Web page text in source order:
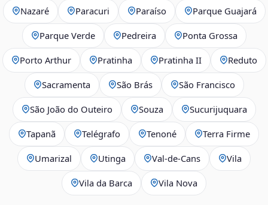
Nazaré Paracuri Paraíso Parque Guajará
Parque Verde Pedreira Ponta Grossa
Porto Arthur Pratinha Pratinha II Reduto
Sacramenta São Brás São Francisco
São João do Outeiro Souza Sucurijuquara
Tapanã Telégrafo Tenoné Terra Firme
Umarizal Utinga Val-de-Cans Vila
Vila da Barca Vila Nova